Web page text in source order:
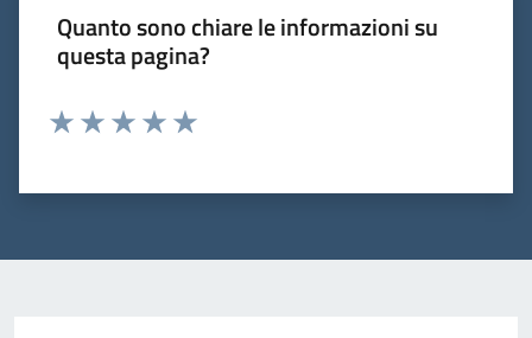
Quanto sono chiare le informazioni su
questa pagina?